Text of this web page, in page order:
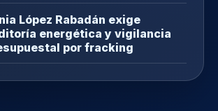
López Rabadán exige
energética y vigilancia
por fracking